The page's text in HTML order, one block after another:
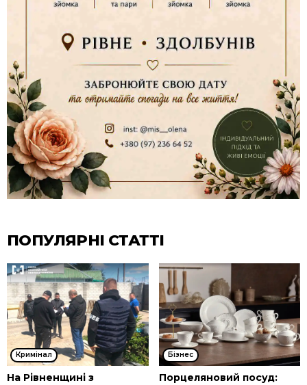
ПОПУЛЯРНІ СТАТТІ
Кримінал
На Рівненщині з
Бізнес
Порцеляновий посуд: